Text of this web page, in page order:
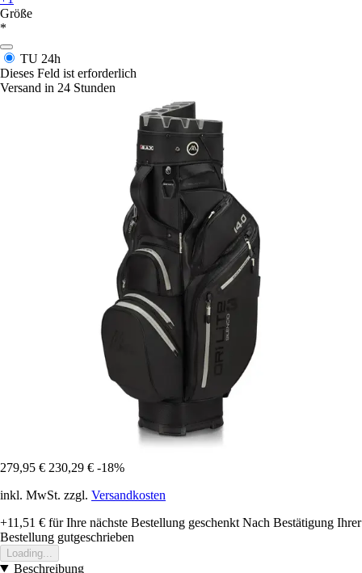
Größe
*
TU 24h
Dieses Feld ist erforderlich
Versand in 24 Stunden
279,95 € 230,29 € -18%
inkl. MwSt. zzgl. Versandkosten
+11,51 € für Ihre nächste Bestellung geschenkt Nach Bestätigung Ihrer
Bestellung gutgeschrieben
Loading...
Beschreibung